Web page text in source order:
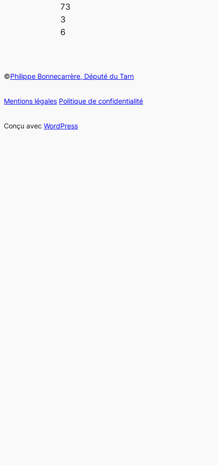
73
3
6
©Philippe Bonnecarrère, Député du Tarn
Mentions légales Politique de confidentialité
Conçu avec WordPress